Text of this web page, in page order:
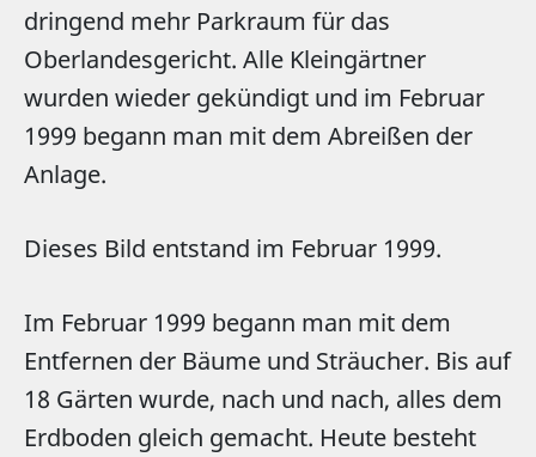
dringend mehr Parkraum für das
Oberlandesgericht. Alle Kleingärtner
wurden wieder gekündigt und im Februar
1999 begann man mit dem Abreißen der
Anlage.
Dieses Bild entstand im Februar 1999.
Im Februar 1999 begann man mit dem
Entfernen der Bäume und Sträucher. Bis auf
18 Gärten wurde, nach und nach, alles dem
Erdboden gleich gemacht. Heute besteht